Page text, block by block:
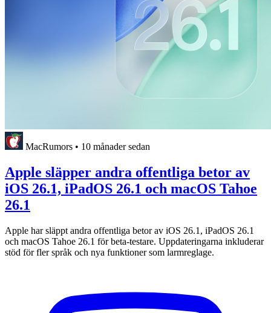
MacRumors • 10 månader sedan
Apple släpper andra offentliga betor av
iOS 26.1, iPadOS 26.1 och macOS Tahoe
26.1
Apple har släppt andra offentliga betor av iOS 26.1, iPadOS 26.1
och macOS Tahoe 26.1 för beta-testare. Uppdateringarna inkluderar
stöd för fler språk och nya funktioner som larmreglage.